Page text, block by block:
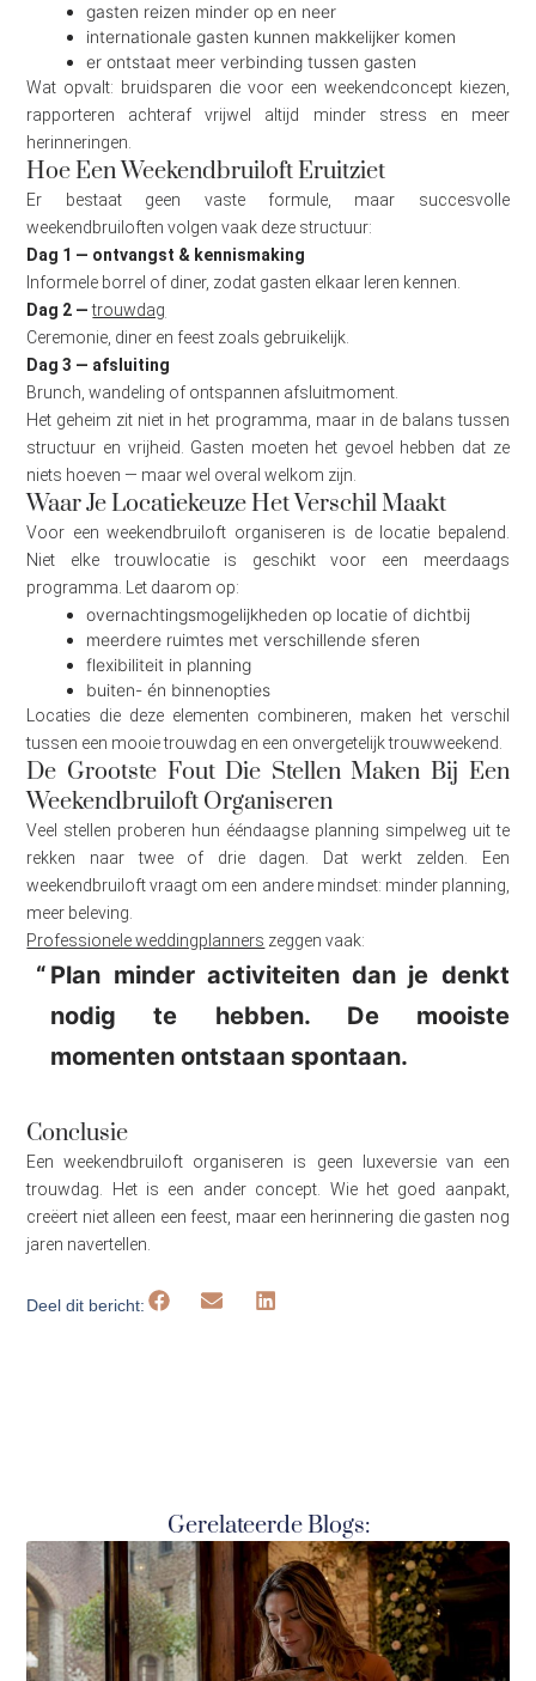
gasten reizen minder op en neer
internationale gasten kunnen makkelijker komen
er ontstaat meer verbinding tussen gasten
Wat opvalt: bruidsparen die voor een weekendconcept kiezen,
rapporteren achteraf vrijwel altijd minder stress en meer
herinneringen.
Hoe Een Weekendbruiloft Eruitziet
Er bestaat geen vaste formule, maar succesvolle
weekendbruiloften volgen vaak deze structuur:
Dag 1 — ontvangst & kennismaking
Informele borrel of diner, zodat gasten elkaar leren kennen.
Dag 2 —trouwdag
Ceremonie, diner en feest zoals gebruikelijk.
Dag 3 — afsluiting
Brunch, wandeling of ontspannen afsluitmoment.
Het geheim zit niet in het programma, maar in de balans tussen
structuur en vrijheid. Gasten moeten het gevoel hebben dat ze
niets hoeven — maar wel overal welkom zijn.
Waar Je Locatiekeuze Het Verschil Maakt
Voor een weekendbruiloft organiseren is de locatie bepalend.
Niet elke trouwlocatie is geschikt voor een meerdaags
programma. Let daarom op:
overnachtingsmogelijkheden op locatie of dichtbij
meerdere ruimtes met verschillende sferen
flexibiliteit in planning
buiten- én binnenopties
Locaties die deze elementen combineren, maken het verschil
tussen een mooie trouwdag en een onvergetelijk trouwweekend.
De Grootste Fout Die Stellen Maken Bij Een
Weekendbruiloft Organiseren
Veel stellen proberen hun ééndaagse planning simpelweg uit te
rekken naar twee of drie dagen. Dat werkt zelden. Een
weekendbruiloft vraagt om een andere mindset: minder planning,
meer beleving.
Professionele weddingplanners zeggen vaak:
Plan minder activiteiten dan je denkt
nodig te hebben. De mooiste
momenten ontstaan spontaan.
Conclusie
Een weekendbruiloft organiseren is geen luxeversie van een
trouwdag. Het is een ander concept. Wie het goed aanpakt,
creëert niet alleen een feest, maar een herinnering die gasten nog
jaren navertellen.
Deel dit bericht:
Gerelateerde Blogs: